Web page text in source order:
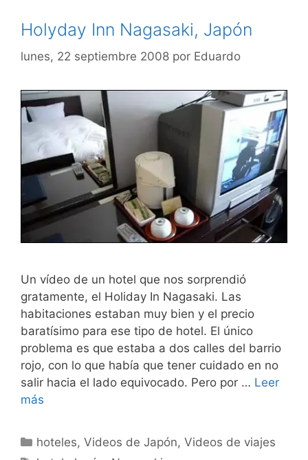
Holyday Inn Nagasaki, Japón
lunes, 22 septiembre 2008 por Eduardo
Un vídeo de un hotel que nos sorprendió
gratamente, el Holiday In Nagasaki. Las
habitaciones estaban muy bien y el precio
baratísimo para ese tipo de hotel. El único
problema es que estaba a dos calles del barrio
rojo, con lo que había que tener cuidado en no
salir hacia el lado equivocado. Pero por … Leer
más
Categorías
hoteles,Videos de Japón,Videos de viajes